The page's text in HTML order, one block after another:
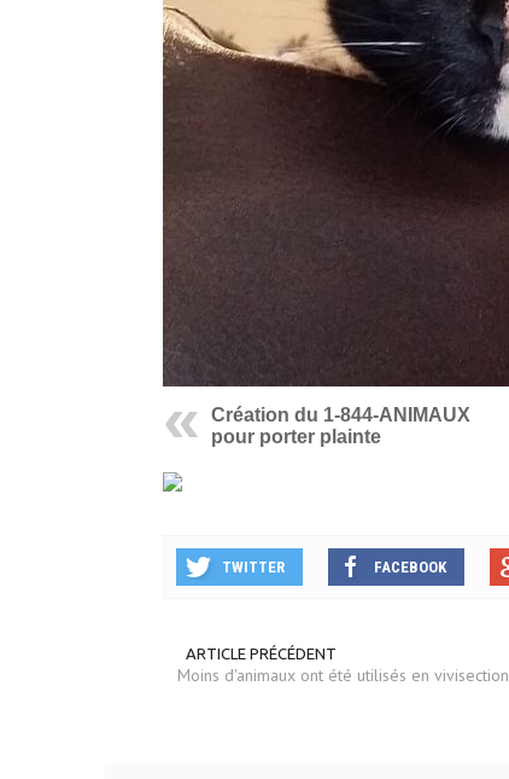
Création du 1-844-ANIMAUX
pour porter plainte
TWITTER FACEBOOK
ARTICLE PRÉCÉDENT
Moins d'animaux ont été utilisés en vivisection